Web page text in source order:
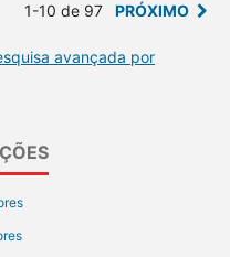
1-10 de 97 PRÓXIMO
avançada por